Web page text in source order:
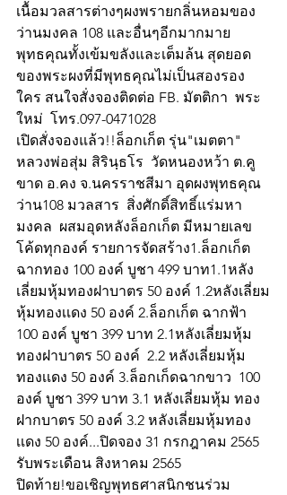
เนื้อมวลสารต่างๆผงพรายกลิ่นหอมของ
ว่านมงคล 108 และอื่นๆอีกมากมาย
พุทธคุณทั้งเข้มขลังและเต็มล้น สุดยอด
ของพระผงที่มีพุทธคุณไม่เป็นสองรอง
ใคร สนใจสั่งจองติดต่อ FB. มัตติกา  พระ
ใหม่  โทร.097-0471028
เปิดสั่งจองแล้ว!!ล็อกเก็ต รุ่น"เมตตา"
หลวงพ่อสุ่ม สิรินฺธโร  วัดหนองหว้า ต.คู
ขาด อ.คง จ.นครราชสีมา อุดผงพุทธคุณ
ว่าน108 มวลสาร  สิ่งศักดิ์สิทธิ์แร่มหา
มงคล  ผสมอุดหลังล็อกเก็ต มีหมายเลข
โค้ดทุกองค์ รายการจัดสร้าง1.ล็อกเก็ต
ฉากทอง 100 องค์ บูชา 499 บาท1.1หลัง
เลี่ยมหุ้มทองฝาบาตร 50 องค์ 1.2หลังเลี่ยม
หุ้มทองเเดง 50 องค์ 2.ล็อกเก็ต ฉากฟ้า
100 องค์ บูชา 399 บาท 2.1หลังเลี่ยมหุ้ม
ทองฝาบาตร 50 องค์  2.2 หลังเลี่ยมหุ้ม
ทองเเดง 50 องค์ 3.ล็อกเก็ดฉากขาว  100
องค์ บูชา 399 บาท 3.1 หลังเลี่ยมหุ้ม ทอง
ฝากบาตร 50 องค์ 3.2 หลังเลี่ยมหุ้มทอง
เเดง 50 องค์...ปิดจอง 31 กรกฎาคม 2565
รับพระเดือน สิงหาคม 2565
ปิดท้าย!ขอเชิญพุทธศาสนิกชนร่วม